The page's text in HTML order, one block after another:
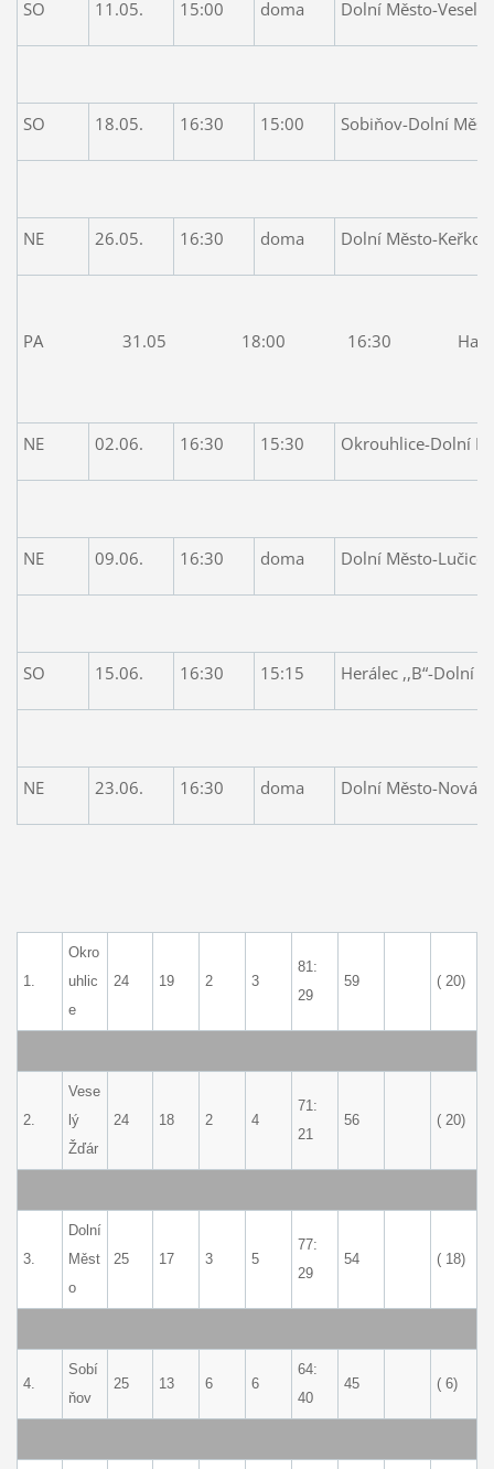
SO 11.05. 15:00 doma Dolní Město-Veselý
SO 18.05. 16:30 15:00 Sobiňov-Dolní
NE 26.05. 16:30 doma Dolní Město-Keřkov
PA 31.05 18:00 16:30 Havl. Borová
NE 02.06. 16:30 15:30 Okrouhlice-Dolní
NE 09.06. 16:30 doma Dolní Město-Lučice
SO 15.06. 16:30 15:15 Herálec ,,B“-Dolní
NE 23.06. 16:30 doma Dolní Město-Nová
1.
Okro
uhlic
e
24 19 2 3
81:
29
59 ( 20)
2.
Vese
lý
Žďár
24 18 2 4
71:
21
56 ( 20)
3.
Dolní
Měst
o
25 17 3 5
77:
29
54 ( 18)
4.
Sobí
ňov
25 13 6 6
64:
40
45 ( 6)